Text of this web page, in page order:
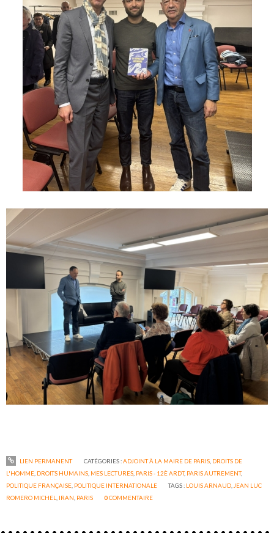
LIEN PERMANENT CATÉGORIES :ADJOINT À LA MAIRE DE PARIS, DROITS DE
L'HOMME DROITS HUMAINS MES LECTURES PARIS - 12È ARDT, PARIS AUTREMENT,
POLITIQUE FRANÇAISE POLITIQUE INTERNATIONALE TAGS : LOUIS ARNAUD JEAN LUC
ROMERO MICHEL
IRAN PARIS 0COMMENTAIRE